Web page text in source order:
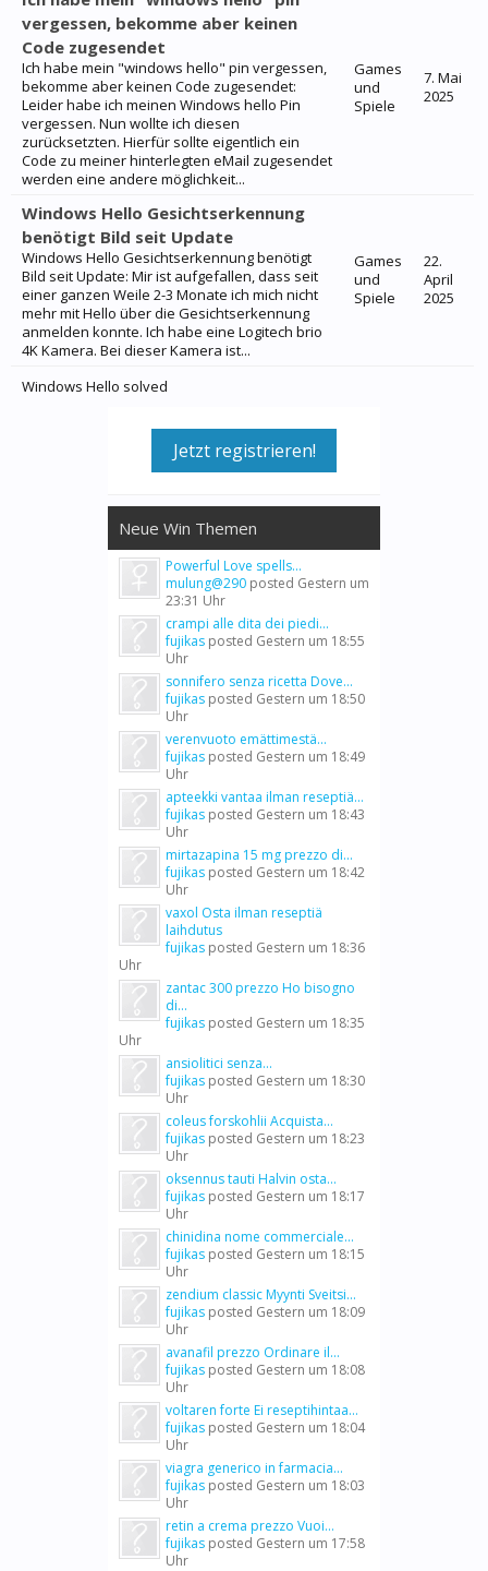
vergessen, bekomme aber keinen
Code zugesendet
Ich habe mein "windows hello" pin vergessen,
bekomme aber keinen Code zugesendet:
Leider habe ich meinen Windows hello Pin
vergessen. Nun wollte ich diesen
zurücksetzten. Hierfür sollte eigentlich ein
Code zu meiner hinterlegten eMail zugesendet
werden eine andere möglichkeit...
Games
und
Spiele
7. Mai
2025
Windows Hello Gesichtserkennung
benötigt Bild seit Update
Windows Hello Gesichtserkennung benötigt
Bild seit Update: Mir ist aufgefallen, dass seit
einer ganzen Weile 2-3 Monate ich mich nicht
mehr mit Hello über die Gesichtserkennung
anmelden konnte. Ich habe eine Logitech brio
4K Kamera. Bei dieser Kamera ist...
Games
und
Spiele
22.
April
2025
Windows Hello solved
Jetzt registrieren!
Neue Win Themen
Powerful Love spells...
mulung@290 posted Gestern um
23:31 Uhr
crampi alle dita dei piedi...
fujikas posted Gestern um 18:55
Uhr
sonnifero senza ricetta Dove...
fujikas posted Gestern um 18:50
Uhr
verenvuoto emättimestä...
fujikas posted Gestern um 18:49
Uhr
apteekki vantaa ilman reseptiä...
fujikas posted Gestern um 18:43
Uhr
mirtazapina 15 mg prezzo di...
fujikas posted Gestern um 18:42
Uhr
vaxol Osta ilman reseptiä
laihdutus
fujikas posted Gestern um 18:36
Uhr
zantac 300 prezzo Ho bisogno
di...
fujikas posted Gestern um 18:35
Uhr
ansiolitici senza...
fujikas posted Gestern um 18:30
Uhr
coleus forskohlii Acquista...
fujikas posted Gestern um 18:23
Uhr
oksennus tauti Halvin osta...
fujikas posted Gestern um 18:17
Uhr
chinidina nome commerciale...
fujikas posted Gestern um 18:15
Uhr
zendium classic Myynti Sveitsi...
fujikas posted Gestern um 18:09
Uhr
avanafil prezzo Ordinare il...
fujikas posted Gestern um 18:08
Uhr
voltaren forte Ei reseptihintaa...
fujikas posted Gestern um 18:04
Uhr
viagra generico in farmacia...
fujikas posted Gestern um 18:03
Uhr
retin a crema prezzo Vuoi...
fujikas posted Gestern um 17:58
Uhr